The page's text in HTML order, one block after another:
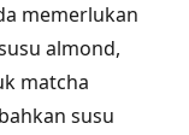
memerlukan
almond,
matcha
susu